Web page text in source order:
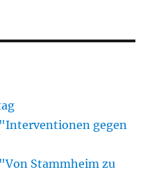
gegen
Stammheim zu